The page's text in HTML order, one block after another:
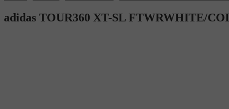
adidas TOUR360 XT-SL FTWRWHITE/